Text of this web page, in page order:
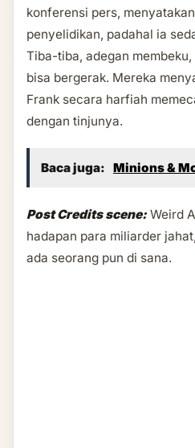
konferensi pers,
penyelidikan, padahal ia
Tiba-tiba, adegan
bisa bergerak. Mereka
Frank secara harfiah
dengan tinjunya.
Baca juga: Minions &
Post Credits scene: Weird
hadapan para miliarder
ada seorang pun di sana.